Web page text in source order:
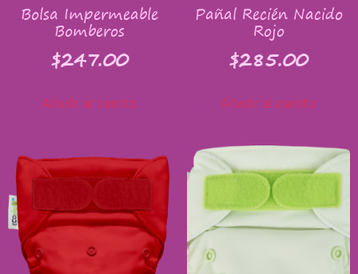
Bolsa Impermeable
Bomberos
$247.00
Añadir al carrito
Pañal Recién Nacido
Rojo
$285.00
Añadir al carrito